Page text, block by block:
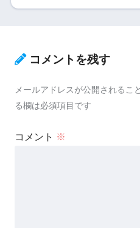
コメントを残す
メールアドレスが公開されるこ
る欄は必須項目です
コメント ※